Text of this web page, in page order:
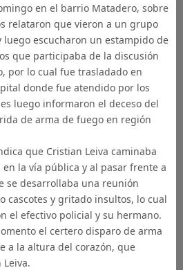
en el barrio Matadero, sobre
relataron que vieron a un grupo
escucharon un estampido de
que participaba de la discusión
por lo cual fue trasladado en
donde fue atendido por los
luego informaron el deceso del
de arma de fuego en región
que Cristian Leiva caminaba
la vía pública y al pasar frente a
se desarrollaba una reunión
cascotes y gritado insultos, lo cual
el efectivo policial y su hermano.
el certero disparo de arma
a la altura del corazón, que